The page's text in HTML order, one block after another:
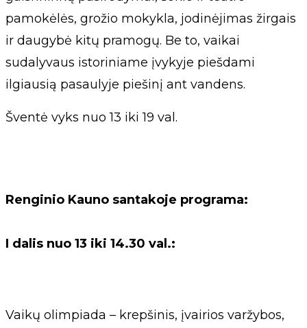
pamokėlės, grožio mokykla, jodinėjimas žirgais
ir daugybė kitų pramogų. Be to, vaikai
sudalyvaus istoriniame įvykyje piešdami
ilgiausią pasaulyje piešinį ant vandens.
Šventė vyks nuo 13 iki 19 val.
Renginio Kauno santakoje programa:
I dalis nuo 13 iki 14.30 val.:
Vaikų olimpiada – krepšinis, įvairios varžybos,